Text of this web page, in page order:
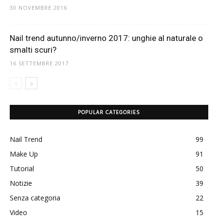
30 NOVEMBRE 2016
Nail trend autunno/inverno 2017: unghie al naturale o
smalti scuri?
16 SETTEMBRE 2017
POPULAR CATEGORIES
Nail Trend
99
Make Up
91
Tutorial
50
Notizie
39
Senza categoria
22
Video
15